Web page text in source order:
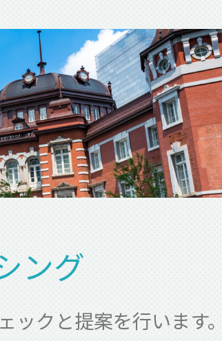
ング
クと提案を行います。